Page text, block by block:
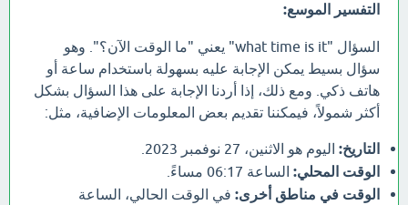
التفسير الموسع:
السؤال "what time is it" يعني "ما الوقت الآن؟". وهو
سؤال بسيط يمكن الإجابة عليه بسهولة باستخدام ساعة أو
هاتف ذكي. ومع ذلك، إذا أردنا الإجابة على هذا السؤال بشكل
أكثر شمولاً، فيمكننا تقديم بعض المعلومات الإضافية، مثل:
التاريخ: اليوم هو الاثنين، 27 نوفمبر 2023.
الوقت المحلي: الساعة 06:17 مساءً.
الوقت في مناطق أخرى: في الوقت الحالي، الساعة